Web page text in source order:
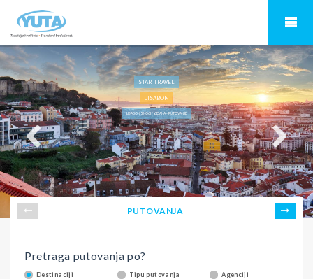
STAR TRAVEL
LISABON
LISABON 5 NOĆI / 6 DANA - PUTOVANJE
PUTOVANJA
Pretraga putovanja po?
Destinaciji Tipu putovanja Agenciji